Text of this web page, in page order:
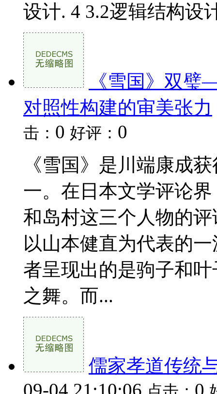
设计. 4 3.2逻辑结构设
《雪国》双
对照性构建的审美张力
击： 0 好评： 0
《雪国》是川端康成
一。在日本文学评论
和岛村这三个人物的
以山本健直为代表的
者呈现出的是驹子和
之舞。而...
儒家孝道传统
09-04 21:10:06
0